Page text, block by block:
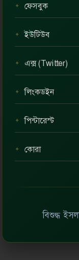
ফেসবুক
ইউটিউব
এক্স (Twitter)
লিংকডইন
পিন্টারেস্ট
কোরা
বিশুদ্ধ